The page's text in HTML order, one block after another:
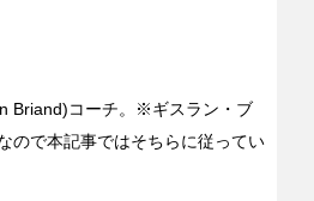
Briand)コーチ。※ギスラン・ブ
ので本記事ではそちらに従ってい